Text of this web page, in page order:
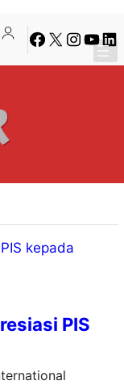
Facebook
X Instagram
PIS